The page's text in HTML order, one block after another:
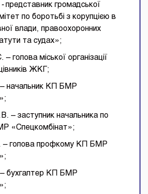
- представник громадської
по боротьбі з корупцією в
влади, правоохоронних
та судах»;
голова міської організації
ЖКГ;
начальник КП БМР
– заступник начальника по
«Спецкомбінат»;
– голова профкому КП БМР
бухгалтер КП БМР